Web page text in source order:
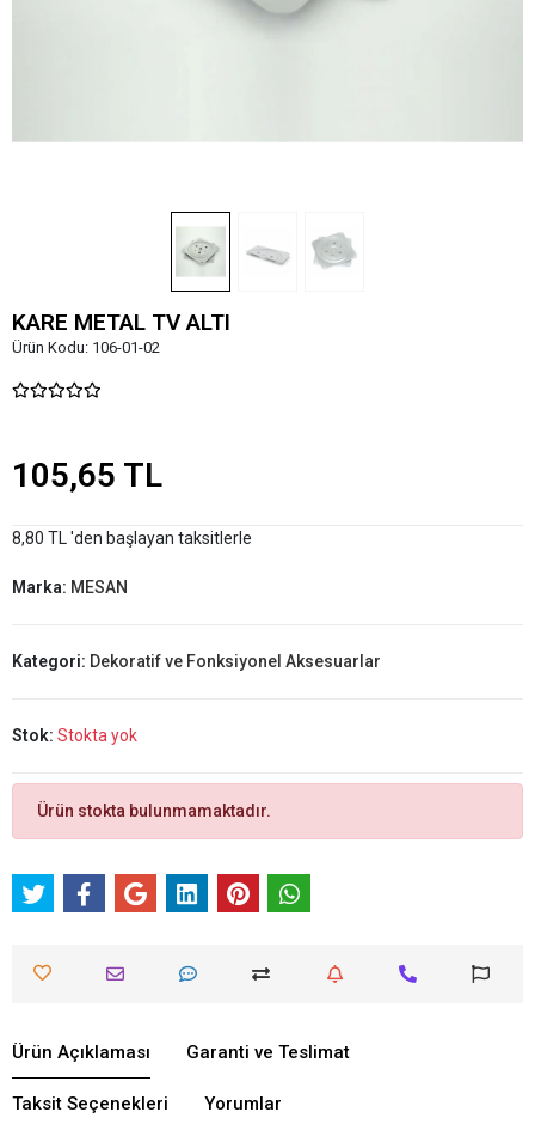
KARE METAL TV ALTI
Ürün Kodu: 106-01-02
105,65 TL
8,80 TL 'den başlayan taksitlerle
Marka: MESAN
Kategori: Dekoratif ve Fonksiyonel Aksesuarlar
Stok: Stokta yok
Ürün stokta bulunmamaktadır.
Ürün Açıklaması Garanti ve Teslimat
Taksit Seçenekleri Yorumlar